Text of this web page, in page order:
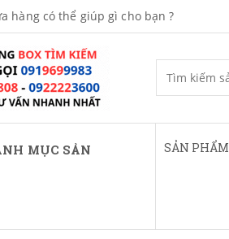
hàng có thể giúp gì cho bạn ?
MỤC SẢN SẢN PHẨM